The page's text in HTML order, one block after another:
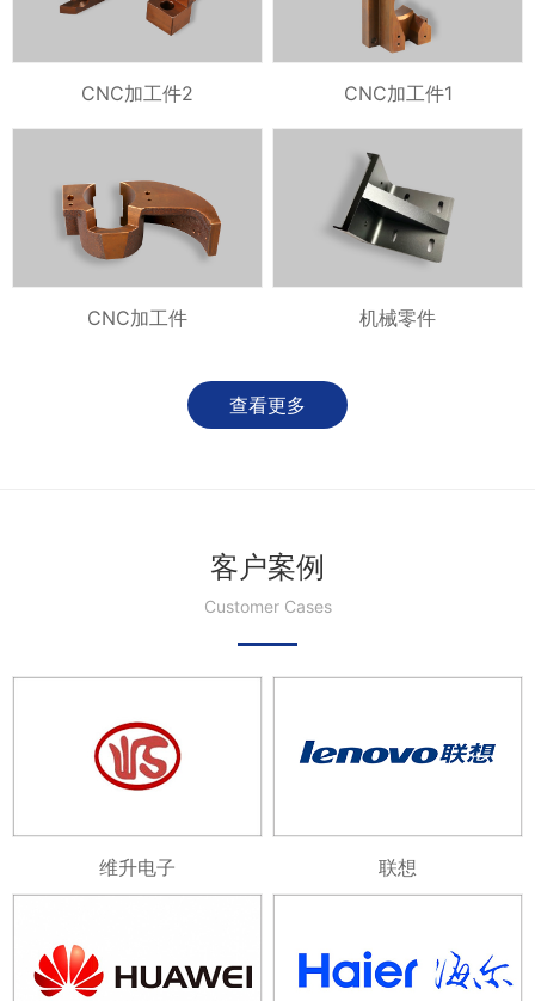
CNC加工件2 CNC加工件1
CNC加工件 机械零件
查看更多
客户案例
Customer Cases
维升电子 联想